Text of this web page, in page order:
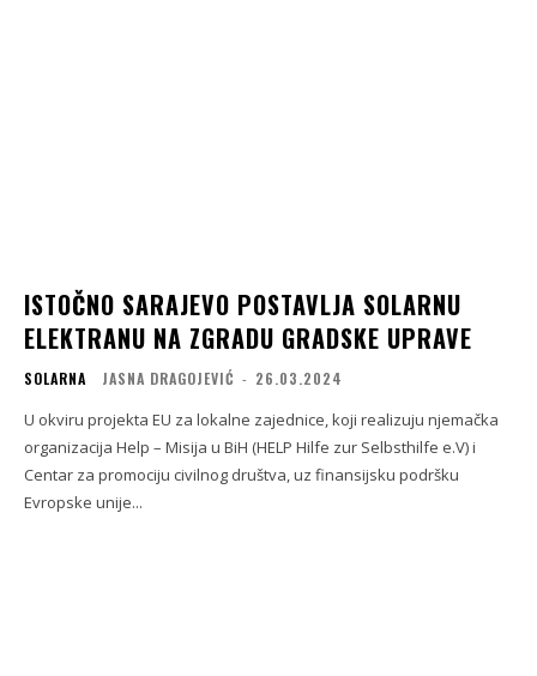
ISTOČNO SARAJEVO POSTAVLJA SOLARNU
ELEKTRANU NA ZGRADU GRADSKE UPRAVE
SOLARNA JASNA DRAGOJEVIĆ - 26.03.2024
U okviru projekta EU za lokalne zajednice, koji realizuju njemačka
organizacija Help – Misija u BiH (HELP Hilfe zur Selbsthilfe e.V) i
Centar za promociju civilnog društva, uz finansijsku podršku
Evropske unije...